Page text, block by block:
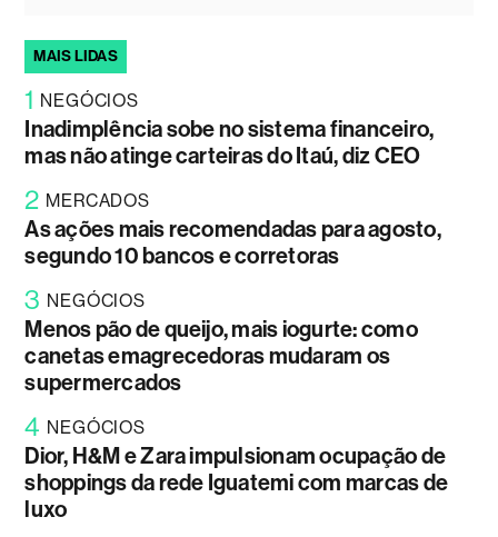
MAIS LIDAS
1 NEGÓCIOS
Inadimplência sobe no sistema financeiro,
mas não atinge carteiras do Itaú, diz CEO
2 MERCADOS
As ações mais recomendadas para agosto,
segundo 10 bancos e corretoras
3 NEGÓCIOS
Menos pão de queijo, mais iogurte: como
canetas emagrecedoras mudaram os
supermercados
4 NEGÓCIOS
Dior, H&M e Zara impulsionam ocupação de
shoppings da rede Iguatemi com marcas de
luxo